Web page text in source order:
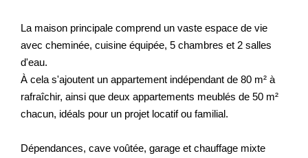
EXTRANET CLIENTS
La maison principale comprend un vaste espace de vie
avec cheminée, cuisine équipée, 5 chambres et 2 salles
d'eau.
À cela s'ajoutent un appartement indépendant de 80 m² à
rafraîchir, ainsi que deux appartements meublés de 50 m²
chacun, idéals pour un projet locatif ou familial.
Dépendances, cave voûtée, garage et chauffage mixte